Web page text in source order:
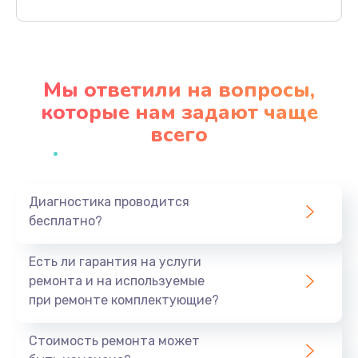
Заказать
Замена экрана
Замена шлейфа матрицы
Заказать
1060 руб.
Мы ответили на вопросы,
которые нам задают чаще
всего
Диагностика проводится
бесплатно?
Есть ли гарантия на услуги
ремонта и на используемые
при ремонте комплектующие?
Стоимость ремонта может